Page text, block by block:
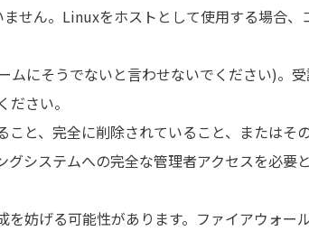
せん。Linuxをホストとして使用する場合、
にそうでないと言わせないでください)。
さい。
と、完全に削除されていること、またはそ
システムへの完全な管理者アクセスを必要
妨げる可能性があります。ファイアウォー